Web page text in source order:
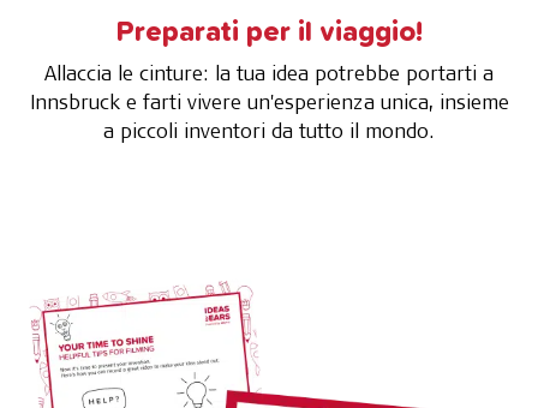
Preparati per il viaggio!
Allaccia le cinture: la tua idea potrebbe portarti a
Innsbruck e farti vivere un'esperienza unica, insieme
a piccoli inventori da tutto il mondo.